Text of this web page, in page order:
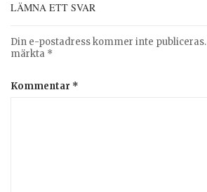
LÄMNA ETT SVAR
Din e-postadress kommer inte publiceras.
märkta *
Kommentar *